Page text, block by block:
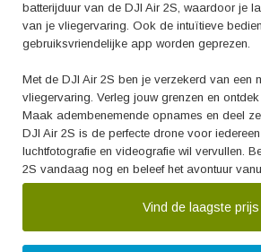
batterijduur van de DJI Air 2S, waardoor je
van je vliegervaring. Ook de intuïtieve
gebruiksvriendelijke app worden geprezen.
Met de DJI Air 2S ben je verzekerd van een
vliegervaring. Verleg jouw grenzen en
Maak adembenemende opnames en deel
DJI Air 2S is de perfecte drone voor
luchtfotografie en videografie wil vervullen.
2S vandaag nog en beleef het avontuur
Vind de laagste prijs